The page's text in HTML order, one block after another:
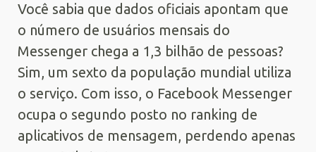
Você sabia que dados oficiais apontam que
o número de usuários mensais do
Messenger chega a 1,3 bilhão de pessoas?
Sim, um sexto da população mundial utiliza
o serviço. Com isso, o Facebook Messenger
ocupa o segundo posto no ranking de
aplicativos de mensagem, perdendo apenas